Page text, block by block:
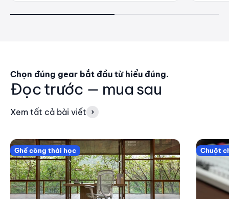
Chọn đúng gear bắt đầu từ hiểu đúng.
Đọc trước — mua sau
Xem tất cả bài viết
Ghế công thái học Chuột